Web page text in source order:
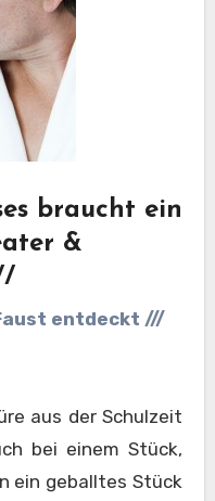
braucht ein
&
entdeckt ///
aus der Schulzeit
bei einem Stück,
ein geballtes Stück